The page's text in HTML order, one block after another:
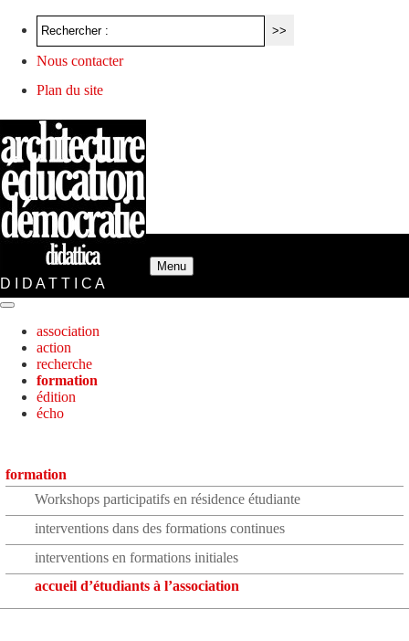
Nous contacter
Plan du site
Menu
D I D A T T I C A
association
action
recherche
formation
édition
écho
formation
Workshops participatifs en résidence étudiante
interventions dans des formations continues
interventions en formations initiales
accueil d’étudiants à l’association